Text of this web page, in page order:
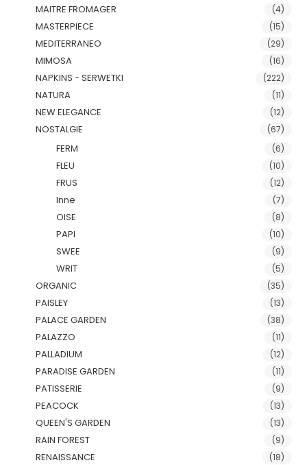
MAITRE FROMAGER (4)
MASTERPIECE (15)
MEDITERRANEO (29)
MIMOSA (16)
NAPKINS - SERWETKI (222)
NATURA (11)
NEW ELEGANCE (12)
NOSTALGIE (67)
FERM (6)
FLEU (10)
FRUS (12)
Inne (7)
OISE (8)
PAPI (10)
SWEE (9)
WRIT (5)
ORGANIC (35)
PAISLEY (13)
PALACE GARDEN (38)
PALAZZO (11)
PALLADIUM (12)
PARADISE GARDEN (11)
PATISSERIE (9)
PEACOCK (13)
QUEEN'S GARDEN (13)
RAIN FOREST (9)
RENAISSANCE (18)